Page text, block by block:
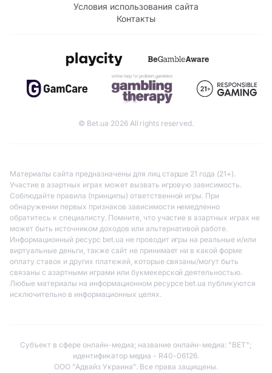
Условия использования сайта
Контакты
© Bet.ua 2026 All rights reserved.
Материалы сайта предназначены для лиц старше 21 года (21+).
Участие в азартных играх может вызвать игровую зависимость.
Соблюдайте правила (принципы) ответственной игры. При
обнаружении первых признаков зависимости немедленно
обратитесь к специалисту. Помните, что участие в азартных играх не
может быть источником доходов или альтернативой работе.
Информационный ресурс bet.ua не проводит игры на реальные и/или
виртуальные деньги, также сайт не принимает ни в какой форме
оплату ставок и других платежей, которые связаны/могут быть
связаны с азартными играми или букмекерской деятельностью.
Любые материалы на информационном ресурсе bet.ua публикуются
исключительно в информационных целях.
Субъект в сфере онлайн-медиа; название онлайн-медиа: "BET";
идентификатор медиа - R40-06126.
ООО "Адвайз Украина". Все права защищены.